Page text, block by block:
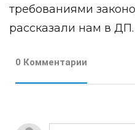
требованиями
рассказали нам в ДП.
0 Комментарии